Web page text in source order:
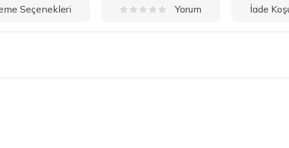
Seçenekleri Yorum İade